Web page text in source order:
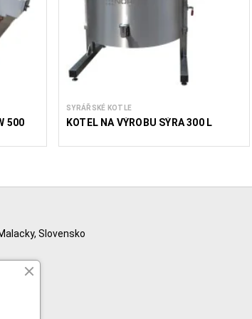
500
SYRÁŘSKÉ KOTLE
KOTEL NA VÝROBU SÝRA 300 L
Slovensko